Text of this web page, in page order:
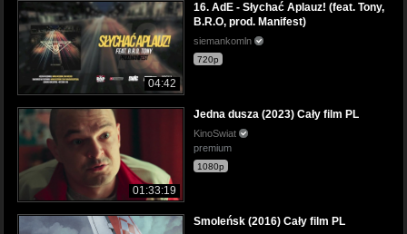
04:42
16. AdE - Słychać Aplauz! (feat. Tony,
B.R.O, prod. Manifest)
siemankomln
720p
01:33:19
Jedna dusza (2023) Cały film PL
KinoSwiat
premium
1080p
Smoleńsk (2016) Cały film PL